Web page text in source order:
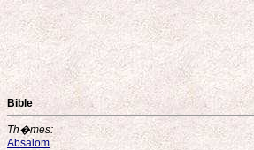
Bible
Th�mes:
Absalom